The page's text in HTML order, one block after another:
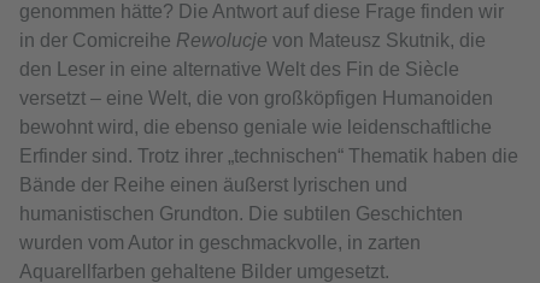
genommen hätte? Die Antwort auf diese Frage finden wir
in der Comicreihe Rewolucje von Mateusz Skutnik, die
den Leser in eine alternative Welt des Fin de Siècle
versetzt – eine Welt, die von großköpfigen Humanoiden
bewohnt wird, die ebenso geniale wie leidenschaftliche
Erfinder sind. Trotz ihrer „technischen“ Thematik haben die
Bände der Reihe einen äußerst lyrischen und
humanistischen Grundton. Die subtilen Geschichten
wurden vom Autor in geschmackvolle, in zarten
Aquarellfarben gehaltene Bilder umgesetzt.